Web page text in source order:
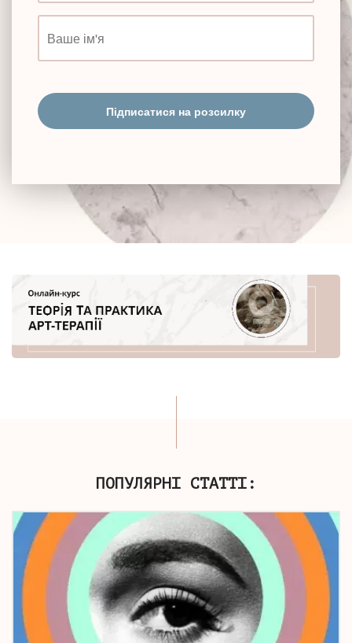
Підписатися на розсилку
ПОПУЛЯРНІ СТАТТІ: